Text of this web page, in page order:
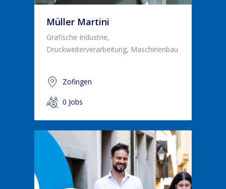
Müller Martini
Grafische Industrie,
Druckweiterverarbeitung, Maschinenbau
Zofingen
0 Jobs